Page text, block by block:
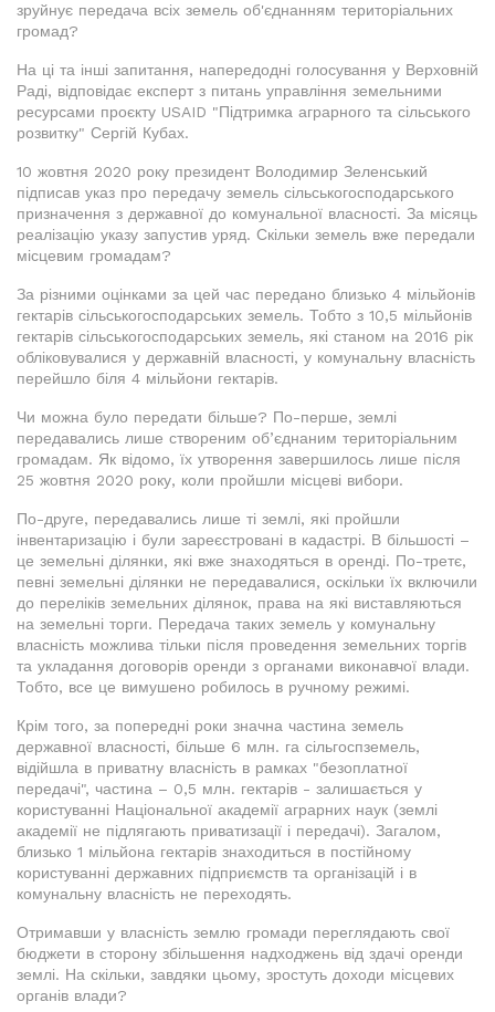
зруйнує передача всіх земель об'єднанням територіальних
громад?
На ці та інші запитання, напередодні голосування у Верховній
Раді, відповідає експерт з питань управління земельними
ресурсами проєкту USAID "Підтримка аграрного та сільського
розвитку" Сергій Кубах.
10 жовтня 2020 року президент Володимир Зеленський
підписав указ про передачу земель сільськогосподарського
призначення з державної до комунальної власності. За місяць
реалізацію указу запустив уряд. Скільки земель вже передали
місцевим громадам?
За різними оцінками за цей час передано близько 4 мільйонів
гектарів сільськогосподарських земель. Тобто з 10,5 мільйонів
гектарів сільськогосподарських земель, які станом на 2016 рік
обліковувалися у державній власності, у комунальну власність
перейшло біля 4 мільйони гектарів.
Чи можна було передати більше? По-перше, землі
передавались лише створеним об’єднаним територіальним
громадам. Як відомо, їх утворення завершилось лише після
25 жовтня 2020 року, коли пройшли місцеві вибори.
По-друге, передавались лише ті землі, які пройшли
інвентаризацію і були зареєстровані в кадастрі. В більшості –
це земельні ділянки, які вже знаходяться в оренді. По-третє,
певні земельні ділянки не передавалися, оскільки їх включили
до переліків земельних ділянок, права на які виставляються
на земельні торги. Передача таких земель у комунальну
власність можлива тільки після проведення земельних торгів
та укладання договорів оренди з органами виконавчої влади.
Тобто, все це вимушено робилось в ручному режимі.
Крім того, за попередні роки значна частина земель
державної власності, більше 6 млн. га сільгоспземель,
відійшла в приватну власність в рамках "безоплатної
передачі", частина – 0,5 млн. гектарів - залишається у
користуванні Національної академії аграрних наук (землі
академії не підлягають приватизації і передачі). Загалом,
близько 1 мільйона гектарів знаходиться в постійному
користуванні державних підприємств та організацій і в
комунальну власність не переходять.
Отримавши у власність землю громади переглядають свої
бюджети в сторону збільшення надходжень від здачі оренди
землі. На скільки, завдяки цьому, зростуть доходи місцевих
органів влади?